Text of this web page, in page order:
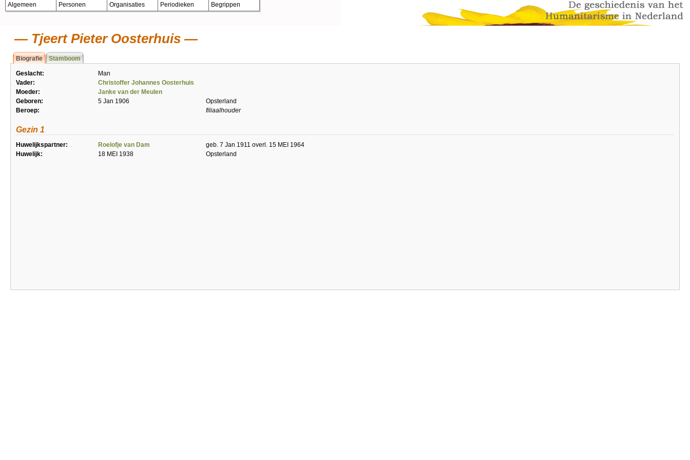
Algemeen Personen Organisaties Periodieken Begrippen
Tjeert Pieter Oosterhuis
Biografie Stamboom
Geslacht:
Man
Vader:
Christoffer Johannes Oosterhuis
Moeder:
Janke van der Meulen
Geboren:
5 Jan 1906
Opsterland
Beroep:
filiaalhouder
Gezin 1
Huwelijkspartner: Roelofje van Dam
geb. 7 Jan 1911 overl. 15 MEI 1964
Huwelijk:
18 MEI 1938 Opsterland